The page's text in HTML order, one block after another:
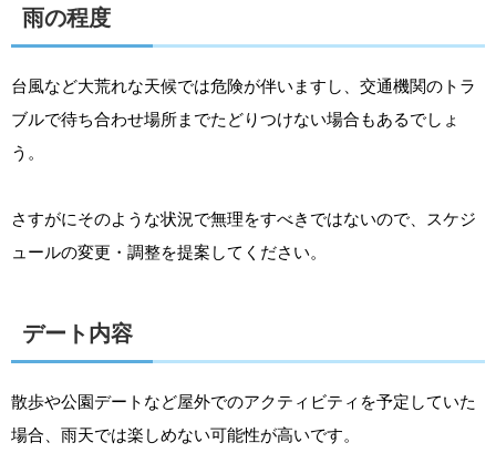
雨の程度
台風など大荒れな天候では危険が伴いますし、交通機関のトラ
ブルで待ち合わせ場所までたどりつけない場合もあるでしょ
う。
さすがにそのような状況で無理をすべきではないので、スケジ
ュールの変更・調整を提案してください。
デート内容
散歩や公園デートなど屋外でのアクティビティを予定していた
場合、雨天では楽しめない可能性が高いです。